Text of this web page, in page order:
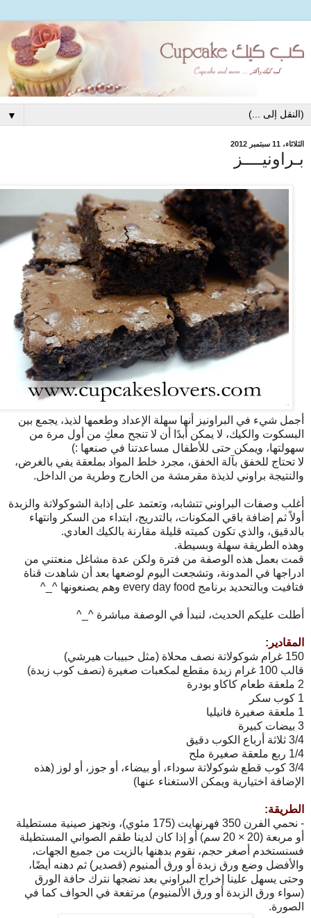
▼
الثلاثاء، 11 سبتمبر 2012
بـراونيــــز
أجمل شيء في البراونيز أنها سهلة الإعداد وطعمها لذيذ، يجمع بين
البسكوت والكيك، لا يمكن أبدًا أن لا تنجح معكِ من أول مرة من
سهولتها، ويمكن حتى للأطفال مساعدتنا في صنعها :)
لا تحتاج للخفق بآلة الخفق، مجرد خلط المواد بملعقة يفي بالغرض،
والنتيجة براوني لذيذة مقرمشة من الخارج وطرية من الداخل.
أغلب وصفات البراوني تتشابه، وتعتمد على إذابة الشوكولاتة والزبدة
أولاً ثم إضافة باقي المكونات، بالتدريج، ابتداء من السكر وانتهاء
بالدقيق، والذي تكون كميته قليلة مقارنة بالكيك العادي.
وهذه الطريقة سهلة وبسيطة.
قمت بعمل هذه الوصفة من فترة ولكن عدة مشاغل منعتني من
ادراجها في المدونة، وتشجعت اليوم لوضعها بعد أن شاهدت قناة
فتافيت وبالتحديد برنامج every day food وهم يصنعونها ^_^
أطلت عليكم الحديث، لنبدأ في الوصفة مباشرة ^_^
المقادير:
150 غرام شوكولاتة نصف محلاة (مثل حبيبات هيرشي)
قالب 100 غرام زبدة مقطع لمكعبات صغيرة (نصف كوب زبدة)
2 ملعقة طعام كاكاو بودرة
1 كوب سكر
1 ملعقة صغيرة فانيليا
3 بيضات كبيرة
3/4 ثلاثة أرباع الكوب دقيق
1/4 ربع ملعقة صغيرة ملح
3/4 كوب قطع شوكولاتة سوداء، أو بيضاء، أو جوز، أو لوز (هذه
الإضافة اختيارية ويمكن الاستغناء عنها)
الطريقة:
- نحمي الفرن 350 فهرنهايت (175 مئوي)، ونجهز صينية مستطيلة
أو مربعة (20 × 20 سم) أو إذا كان لدينا طقم الصواني المستطيلة
فسنستخدم أصغر حجم، نقوم بدهنها بالزيت من جميع الجهات،
والأفضل وضع ورق زبدة أو ورق ألمنيوم (قصدير) ثم دهنه أيضًا،
وحتى يسهل علينا إخراج البراوني بعد نضجها نترك حافة الورق
(سواء ورق الزبدة أو ورق الألمنيوم) مرتفعة في الحواف كما في
الصورة.